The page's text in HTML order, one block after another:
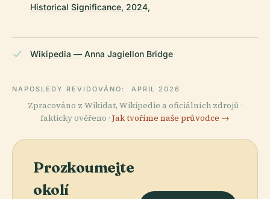
Historical Significance, 2024,
Wikipedia — Anna Jagiellon Bridge
NAPOSLEDY REVIDOVÁNO: APRIL 2026
Zpracováno z Wikidat, Wikipedie a oficiálních zdrojů ·
fakticky ověřeno · Jak tvoříme naše průvodce →
Prozkoumejte
okolí